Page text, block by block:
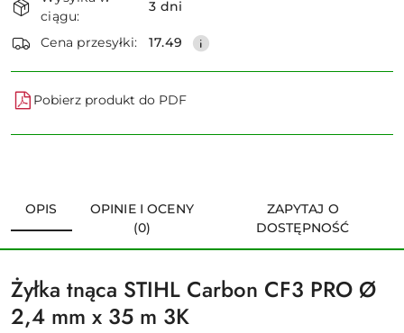
i
dostawa
ciągu:
3 dni
Cena przesyłki: 17.49
Pobierz produkt do PDF
OPIS
OPINIE I OCENY
(0)
ZAPYTAJ O
DOSTĘPNOŚĆ
Żyłka tnąca STIHL Carbon CF3 PRO Ø
2,4 mm x 35 m 3K